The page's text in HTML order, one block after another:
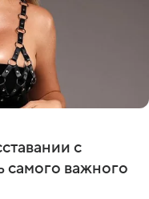
с
важного